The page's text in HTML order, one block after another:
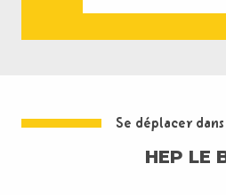
Se déplacer
HEP LE